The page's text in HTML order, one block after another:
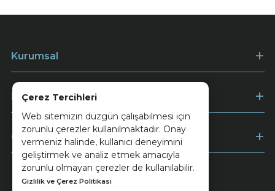
Çerez Tercihleri
Web sitemizin düzgün çalışabilmesi için
zorunlu çerezler kullanılmaktadır. Onay
vermeniz halinde, kullanıcı deneyimini
geliştirmek ve analiz etmek amacıyla
zorunlu olmayan çerezler de kullanılabilir.
Gizlilik ve Çerez Politikası
Kurumsal
Müşteri Hizmetleri
Ödeme